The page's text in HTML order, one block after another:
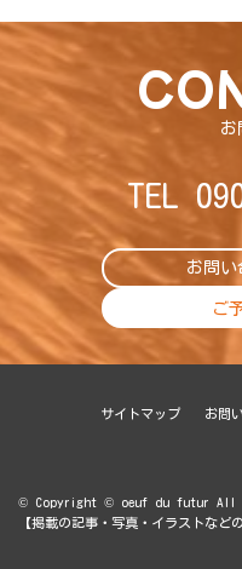
お
TEL
お問い
ご
サイトマップ お問
© Copyright © oeuf du futur All
【掲載の記事・写真・イラストなど